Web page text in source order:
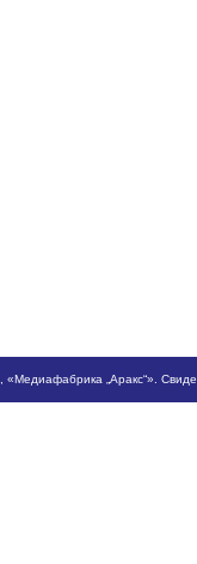
, «Медиафабрика „Аракс“».